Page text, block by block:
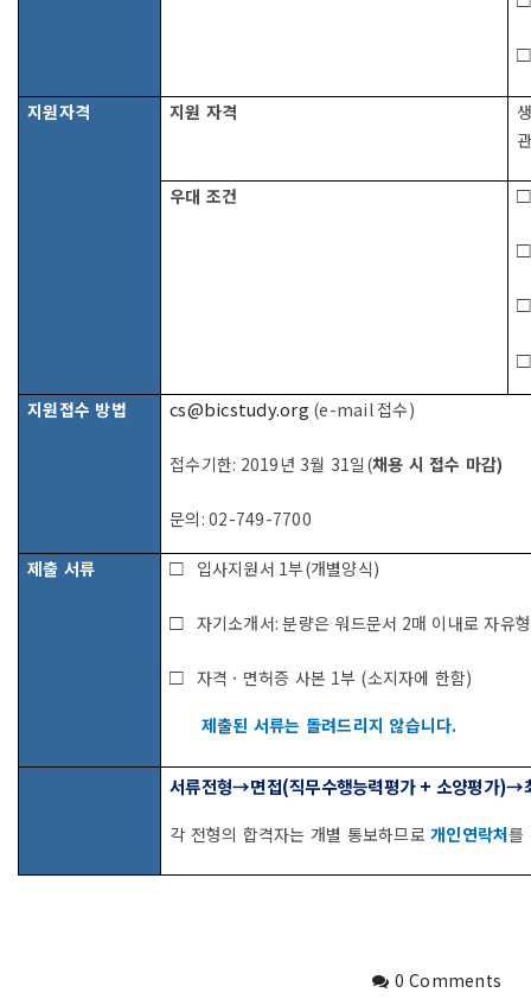
□
지원자격 지원 자격
우대 조건 □
□
□
□
지원접수 방법 cs@bicstudy.org (e-mail 접수)
접수기한: 2019년 3월 31일 (채용 시 접수 마감)
문의 : 02-749-7700
제출 서류 □ 입사지원서 1부(개별양식)
□ 자기소개서:분량은 워드문서 2매 이내로 자유
□ 자격 · 면허증 사본 1부 (소지자에 한함)
제출된 서류는 돌려드리지 않습니다.
서류전형→면접(직무수행능력평가+ 소양평가)→
각 전형의 합격자는 개별 통보하므로개인연락처를
0 Comments